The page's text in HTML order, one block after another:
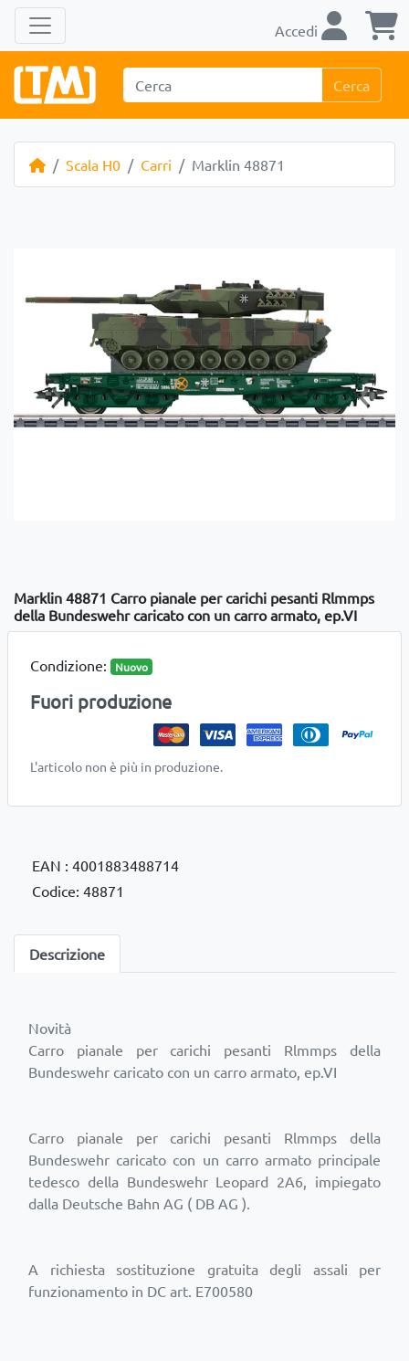
Accedi
Cerca
Scala H0 Carri Marklin 48871
Marklin 48871 Carro pianale per carichi pesanti Rlmmps
della Bundeswehr caricato con un carro armato, ep.VI
Condizione: Nuovo
Fuori produzione
L'articolo non è più in produzione.
EAN : 4001883488714
Codice: 48871
Descrizione
Novità
Carro pianale per carichi pesanti Rlmmps della
Bundeswehr caricato con un carro armato, ep.VI
Carro pianale per carichi pesanti Rlmmps della
Bundeswehr caricato con un carro armato principale
tedesco della Bundeswehr Leopard 2A6, impiegato
dalla Deutsche Bahn AG ( DB AG ).
A richiesta sostituzione gratuita degli assali per
funzionamento in DC art. E700580